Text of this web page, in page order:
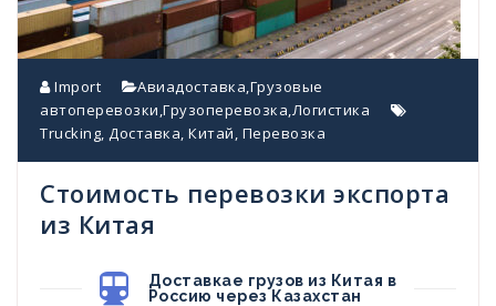
Import Авиадоставка,Грузовые
автоперевозки,Грузоперевозка,Логистика
Trucking, Доставка, Китай, Перевозка
Стоимость перевозки экспорта
из Китая
Доставкае грузов из Китая в
Россию через Казахстан